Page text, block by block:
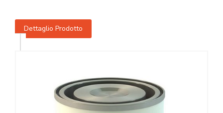
Dettaglio Prodotto